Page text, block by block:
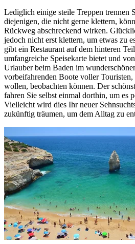
Lediglich einige steile Treppen trennen
diejenigen, die nicht gerne klettern,
Rückweg abschreckend wirken.
jedoch nicht erst klettern, um etwas zu
gibt ein Restaurant auf dem hinteren
umfangreiche Speisekarte bietet und
Urlauber beim Baden im
vorbeifahrenden Boote voller
wollen, beobachten können. Der
fahren Sie selbst einmal dorthin, um es
Vielleicht wird dies Ihr neuer
zukünftig träumen, um dem Alltag zu